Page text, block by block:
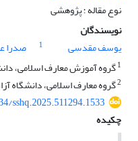
نوع مقاله : پژوهشی
نویسندگان
یوسف مقدسی
1 صدرا
1گروه آموزش معارف اسلامی،
2گروه معارف اسلامی، دانشگاه
sshq.2025.511294.1533
چکیده